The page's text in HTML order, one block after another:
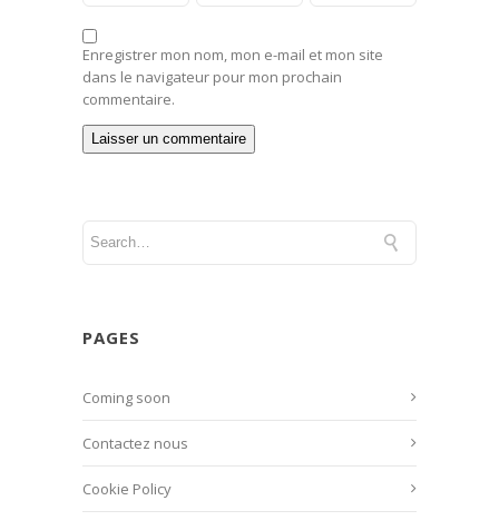
Enregistrer mon nom, mon e-mail et mon site
dans le navigateur pour mon prochain
commentaire.
PAGES
Coming soon
Contactez nous
Cookie Policy